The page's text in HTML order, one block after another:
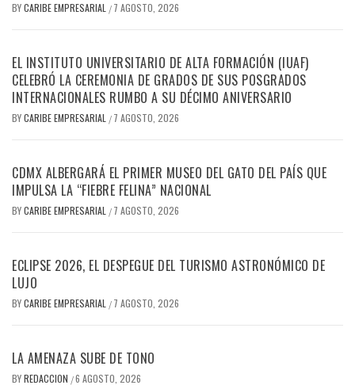
BYCARIBE EMPRESARIAL / 7 AGOSTO, 2026
EL INSTITUTO UNIVERSITARIO DE ALTA FORMACIÓN (IUAF)
CELEBRÓ LA CEREMONIA DE GRADOS DE SUS POSGRADOS
INTERNACIONALES RUMBO A SU DÉCIMO ANIVERSARIO
BYCARIBE EMPRESARIAL / 7 AGOSTO, 2026
CDMX ALBERGARÁ EL PRIMER MUSEO DEL GATO DEL PAÍS QUE
IMPULSA LA “FIEBRE FELINA” NACIONAL
BYCARIBE EMPRESARIAL / 7 AGOSTO, 2026
ECLIPSE 2026, EL DESPEGUE DEL TURISMO ASTRONÓMICO DE
LUJO
BYCARIBE EMPRESARIAL / 7 AGOSTO, 2026
LA AMENAZA SUBE DE TONO
BYREDACCION /6 AGOSTO, 2026